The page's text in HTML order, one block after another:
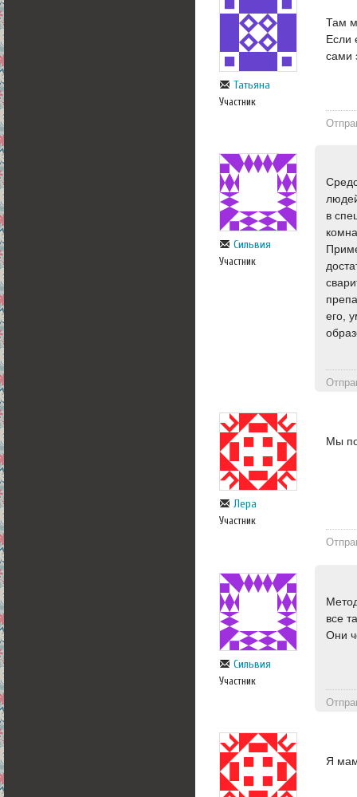
Татьяна
Участник
Там
Если
сами
Сильвия
Участник
в
его,
Лера
Участник
Мы
Сильвия
Участник
все
Они
Я